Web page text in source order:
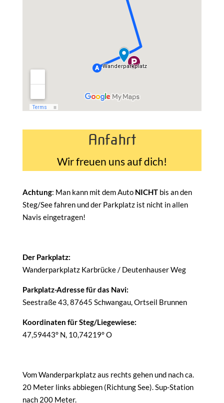
Anfahrt
Wir freuen uns auf dich!
Achtung: Man kann mit dem Auto NICHT bis an den
Steg/See fahren und der Parkplatz ist nicht in allen
Navis eingetragen!
Der Parkplatz:
Wanderparkplatz Karbrücke / Deutenhauser Weg
Parkplatz-Adresse für das Navi:
Seestraße 43, 87645 Schwangau, Ortseil Brunnen
Koordinaten für Steg/Liegewiese:
47,59443° N, 10,74219° O
Vom Wanderparkplatz aus rechts gehen und nach ca.
20 Meter links abbiegen (Richtung See). Sup-Station
nach 200 Meter.